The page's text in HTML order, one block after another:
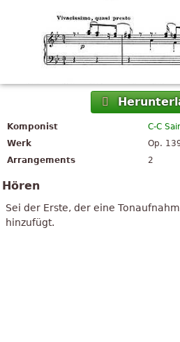
Komponist
C-C
Werk
Op.
Arrangements
2
Hören
Sei der Erste, der eine
hinzufügt.